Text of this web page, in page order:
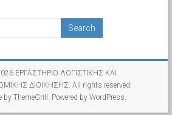
ΕΡΓΑΣΤΗΡΙΟ ΛΟΓΙΣΤΙΚΗΣ ΚΑΙ
ΔΙΟΙΚΗΣΗΣ. All rights reserved.
by ThemeGrill. Powered by WordPress.